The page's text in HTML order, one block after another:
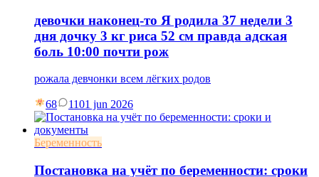
девочки наконец-то Я родила 37 недели 3
дня дочку 3 кг риса 52 см правда адская
боль 10:00 почти рож
рожала девчонки всем лёгких родов
68 1101 jun 2026
Беременность
Постановка на учёт по беременности: сроки